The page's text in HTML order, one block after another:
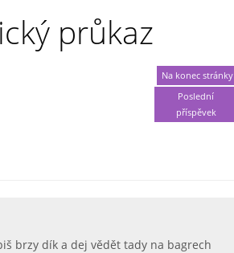
průkaz
Na konec stránky
Poslední
příspěvek
brzy dík a dej vědět tady na bagrech